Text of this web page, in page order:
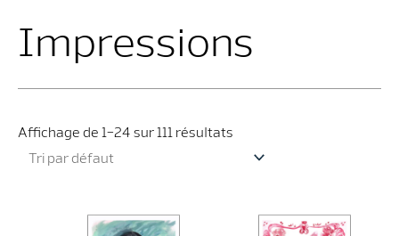
Impressions
Affichage de 1–24 sur 111 résultats